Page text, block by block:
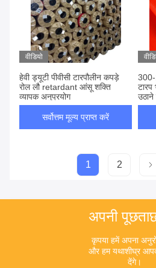
वीडियो
हेवी ड्यूटी पीवीसी टारपौलीन कपड़े
रोल लौ retardant आंसू शक्ति
व्यापक अनुप्रयोग
सर्वोत्तम मूल्य प्राप्त करें
300-
टारप
1 2
अपनी
कृपया हमें अपना
और हम यथाशीघ्र
देंगे।